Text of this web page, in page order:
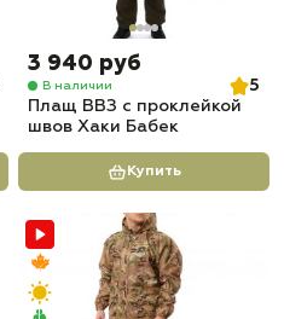
3 940 руб
В наличии
5
Плащ ВВЗ с проклейкой
швов Хаки Бабек
Купить